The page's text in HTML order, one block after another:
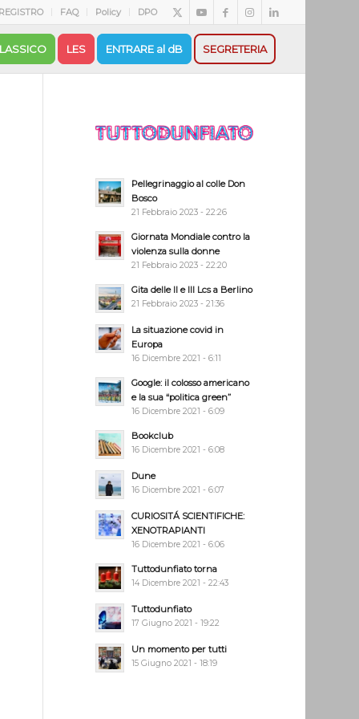
FAQ Policy DPO
LES ENTRARE al dB SEGRETERIA
Pellegrinaggio al colle Don
Bosco
21 Febbraio 2023 - 22:26
Giornata Mondiale contro la
violenza sulla donne
21 Febbraio 2023 - 22:20
Gita delle II e III Lcs a Berlino
21 Febbraio 2023 - 21:36
La situazione covid in
Europa
16 Dicembre 2021 - 6:11
Google: il colosso americano
e la sua “politica green”
16 Dicembre 2021 - 6:09
Bookclub
16 Dicembre 2021 - 6:08
Dune
16 Dicembre 2021 - 6:07
CURIOSITÁ SCIENTIFICHE:
XENOTRAPIANTI
16 Dicembre 2021 - 6:06
Tuttodunfiato torna
14 Dicembre 2021 - 22:43
Tuttodunfiato
17 Giugno 2021 - 19:22
Un momento per tutti
15 Giugno 2021 - 18:19